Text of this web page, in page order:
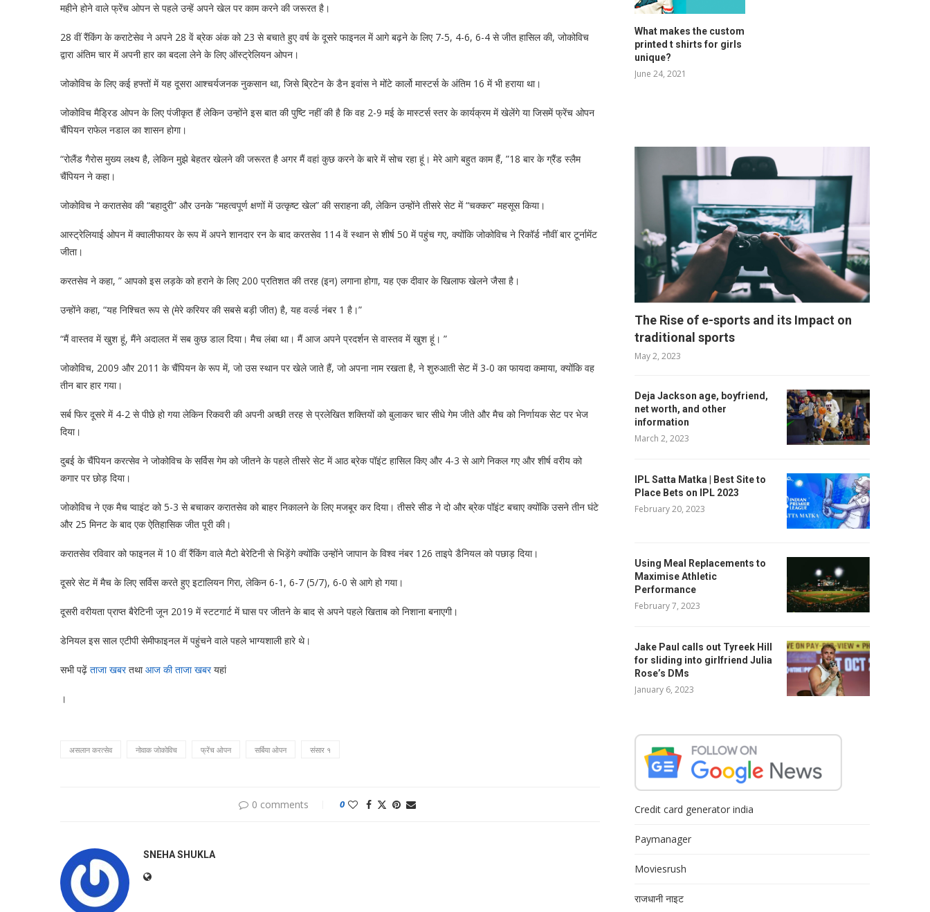
महीने होने वाले फ्रेंच ओपन से पहले उन्हें अपने खेल पर काम करने की जरूरत है।
28 वीं रैंकिंग के कराटेसेव ने अपने 28 वें ब्रेक अंक को 23 से बचाते हुए वर्ष के दूसरे फाइनल में आगे बढ़ने के लिए 7-5, 4-6, 6-4 से जीत हासिल की, जोकोविच
द्वारा अंतिम चार में अपनी हार का बदला लेने के लिए ऑस्ट्रेलियन ओपन।
जोकोविच के लिए कई हफ्तों में यह दूसरा आश्चर्यजनक नुकसान था, जिसे ब्रिटेन के डैन इवांस ने मोंटे कार्लो मास्टर्स के अंतिम 16 में भी हराया था।
जोकोविच मैड्रिड ओपन के लिए पंजीकृत हैं लेकिन उन्होंने इस बात की पुष्टि नहीं की है कि वह 2-9 मई के मास्टर्स स्तर के कार्यक्रम में खेलेंगे या जिसमें फ्रेंच ओपन
चैंपियन राफेल नडाल का शासन होगा।
“रोलैंड गैरोस मुख्य लक्ष्य है, लेकिन मुझे बेहतर खेलने की जरूरत है अगर मैं वहां कुछ करने के बारे में सोच रहा हूं। मेरे आगे बहुत काम हैं, ”18 बार के ग्रैंड स्लैम
चैंपियन ने कहा।
जोकोविच ने करातसेव की “बहादुरी” और उनके “महत्वपूर्ण क्षणों में उत्कृष्ट खेल” की सराहना की, लेकिन उन्होंने तीसरे सेट में “चक्कर” महसूस किया।
आस्ट्रेलियाई ओपन में क्वालीफायर के रूप में अपने शानदार रन के बाद करतसेव 114 वें स्थान से शीर्ष 50 में पहुंच गए, क्योंकि जोकोविच ने रिकॉर्ड नौवीं बार टूर्नामेंट
जीता।
करतसेव ने कहा, ” आपको इस लड़के को हराने के लिए 200 प्रतिशत की तरह (इन) लगाना होगा, यह एक दीवार के खिलाफ खेलने जैसा है।
उन्होंने कहा, “यह निश्चित रूप से (मेरे करियर की सबसे बड़ी जीत) है, यह वर्ल्ड नंबर 1 है।”
“मैं वास्तव में खुश हूं, मैंने अदालत में सब कुछ डाल दिया। मैच लंबा था। मैं आज अपने प्रदर्शन से वास्तव में खुश हूं। ”
जोकोविच, 2009 और 2011 के चैंपियन के रूप में, जो उस स्थान पर खेले जाते हैं, जो अपना नाम रखता है, ने शुरुआती सेट में 3-0 का फायदा कमाया, क्योंकि वह
तीन बार हार गया।
सर्ब फिर दूसरे में 4-2 से पीछे हो गया लेकिन रिकवरी की अपनी अच्छी तरह से प्रलेखित शक्तियों को बुलाकर चार सीधे गेम जीते और मैच को निर्णायक सेट पर भेज
दिया।
दुबई के चैंपियन करत्सेव ने जोकोविच के सर्विस गेम को जीतने के पहले तीसरे सेट में आठ ब्रेक पॉइंट हासिल किए और 4-3 से आगे निकल गए और शीर्ष वरीय को
कगार पर छोड़ दिया।
जोकोविच ने एक मैच प्वाइंट को 5-3 से बचाकर करातसेव को बाहर निकालने के लिए मजबूर कर दिया। तीसरे सीड ने दो और ब्रेक पॉइंट बचाए क्योंकि उसने तीन घंटे
और 25 मिनट के बाद एक ऐतिहासिक जीत पूरी की।
करातसेव रविवार को फाइनल में 10 वीं रैंकिंग वाले मैटो बेरेटिनी से भिड़ेंगे क्योंकि उन्होंने जापान के विश्व नंबर 126 ताइपे डैनियल को पछाड़ दिया।
दूसरे सेट में मैच के लिए सर्विस करते हुए इटालियन गिरा, लेकिन 6-1, 6-7 (5/7), 6-0 से आगे हो गया।
दूसरी वरीयता प्राप्त बैरेटिनी जून 2019 में स्टटगार्ट में घास पर जीतने के बाद से अपने पहले खिताब को निशाना बनाएगी।
डेनियल इस साल एटीपी सेमीफाइनल में पहुंचने वाले पहले भाग्यशाली हारे थे।
सभी पढ़ें ताजा खबरतथाआज की ताजा खबरयहां
।
असलान करत्सेव नोवाक जोकोविच फ्रेंच ओपन सर्बिया ओपन संसार १
0 comments 0
SNEHA SHUKLA
What makes the custom
printed t shirts for girls
unique?
June 24, 2021
The Rise of e-sports and its Impact on
traditional sports
May 2, 2023
Deja Jackson age, boyfriend,
net worth, and other
information
March 2, 2023
IPL Satta Matka | Best Site to
Place Bets on IPL 2023
February 20, 2023
Using Meal Replacements to
Maximise Athletic
Performance
February 7, 2023
Jake Paul calls out Tyreek Hill
for sliding into girlfriend Julia
Rose’s DMs
January 6, 2023
Credit card generator india
Paymanager
Moviesrush
राजधानी नाइट